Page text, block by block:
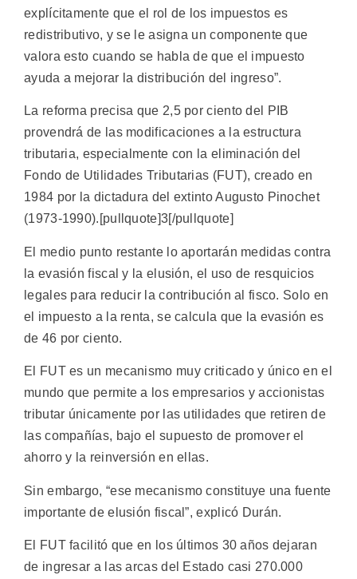
explícitamente que el rol de los impuestos es
redistributivo, y se le asigna un componente que
valora esto cuando se habla de que el impuesto
ayuda a mejorar la distribución del ingreso”.
La reforma precisa que 2,5 por ciento del PIB
provendrá de las modificaciones a la estructura
tributaria, especialmente con la eliminación del
Fondo de Utilidades Tributarias (FUT), creado en
1984 por la dictadura del extinto Augusto Pinochet
(1973-1990).[pullquote]3[/pullquote]
El medio punto restante lo aportarán medidas contra
la evasión fiscal y la elusión, el uso de resquicios
legales para reducir la contribución al fisco. Solo en
el impuesto a la renta, se calcula que la evasión es
de 46 por ciento.
El FUT es un mecanismo muy criticado y único en el
mundo que permite a los empresarios y accionistas
tributar únicamente por las utilidades que retiren de
las compañías, bajo el supuesto de promover el
ahorro y la reinversión en ellas.
Sin embargo, “ese mecanismo constituye una fuente
importante de elusión fiscal”, explicó Durán.
El FUT facilitó que en los últimos 30 años dejaran
de ingresar a las arcas del Estado casi 270.000